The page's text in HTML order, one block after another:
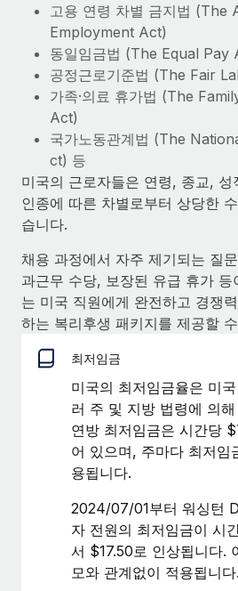
기기 관리
전 세계 IT 장비 제공 및 추적 관리
법인 설립
법인 설립을 빠르고 준법적으로 지원
글로벌 인재 이동 및 전근
직원 해외 이전을 간편하게 처리
복리후생
손쉬운 직원 복리후생 관리
글로벌 급여
EOR 및 PEO
계약자 관리
세금
블로그 둘러보기
블로그
Remote 제품 관련 소식: Gusto
Remote Contractor
Remote의 사명은 모든 규모의 기업이
장 적합 사람을 찾아 채용 및 관리하고 급
입니다. 이를 위해 최근 몇 주 동안 새로운...
자세히 알아보기
Shootsta가 Remote를 통해 네
채용을 확장한 방법
에게는 흥미롭고 전문적인 비디오 제작
니다. 그러나 대부분의 회사들은 그렇게
자세히 알아보기
고용 연령 차별 금지법 (The
Employment Act)
동일임금법 (The Equal Pay
공정근로기준법 (The Fair
가족·의료 휴가법 (The
Act)
국가노동관계법 (The
ct) 등
미국의 근로자들은 연령, 종교,
인종에 따른 차별로부터 상당한
습니다.
채용 과정에서 자주 제기되는 질
과근무 수당, 보장된 유급 휴가
는 미국 직원에게 완전하고 경쟁
하는 복리후생 패키지를 제공할
최저임금
미국의 최저임금율은 미
러 주 및 지방 법령에 의
연방 최저임금은 시간당
어 있으며, 주마다 최저임
용됩니다.
2024/07/01부터 워싱턴
자 전원의 최저임금이 시
서 $17.50로 인상됩니다.
모와 관계없이 적용됩니다.